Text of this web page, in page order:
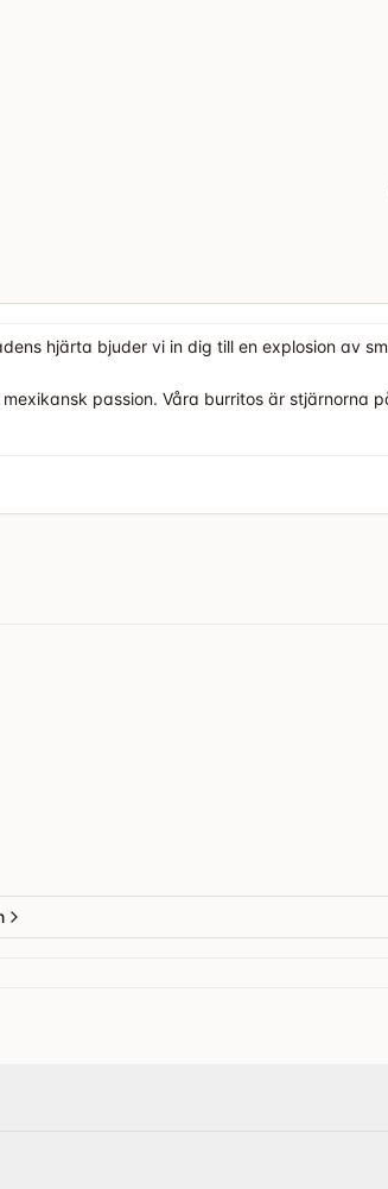
hjärta bjuder vi in dig till en explosion av
passion. Våra burritos är stjärnorna
till härliga, smakrika vegetariska eller